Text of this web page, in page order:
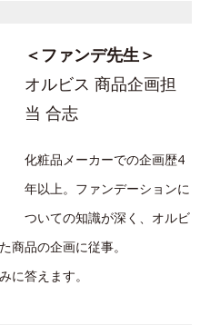
＜ファンデ先生＞
オルビス 商品企画担
当 合志
化粧品メーカーでの企画歴4
年以上。ファンデーションに
ついての知識が深く、オルビ
商品の企画に従事。
に答えます。